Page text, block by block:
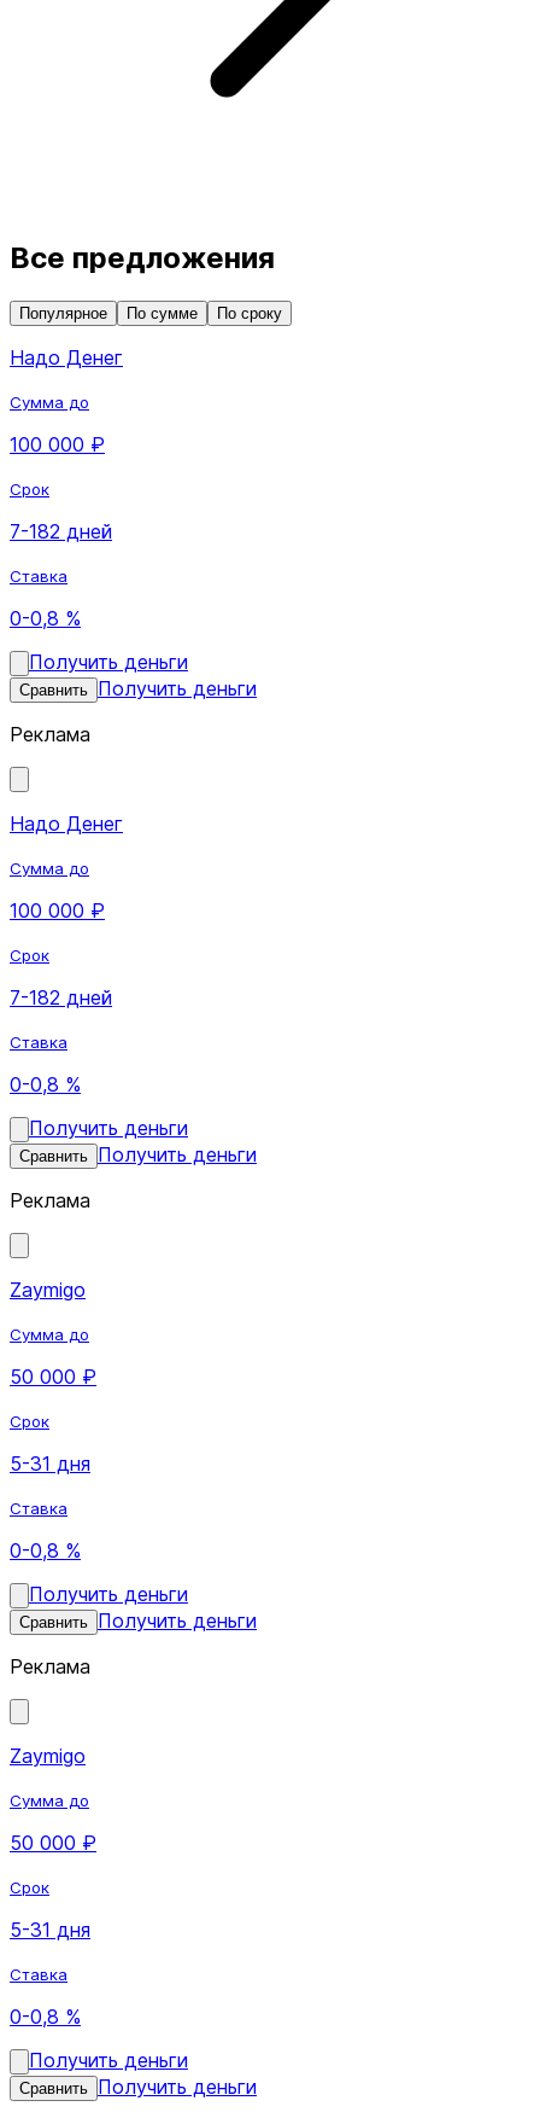
Все предложения
Популярное По сумме По сроку
Надо Денег
Сумма до
100 000 ₽
Срок
7-182 дней
Ставка
0-0,8 %
Получить деньги
Сравнить Получить деньги
Реклама
Надо Денег
Сумма до
100 000 ₽
Срок
7-182 дней
Ставка
0-0,8 %
Получить деньги
Сравнить Получить деньги
Реклама
Zaymigo
Сумма до
50 000 ₽
Срок
5-31 дня
Ставка
0-0,8 %
Получить деньги
Сравнить Получить деньги
Реклама
Zaymigo
Сумма до
50 000 ₽
Срок
5-31 дня
Ставка
0-0,8 %
Получить деньги
Сравнить Получить деньги